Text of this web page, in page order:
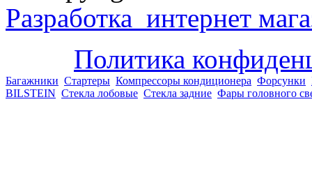
Разработка интернет
Политика
Багажники Стартеры Компрессоры кондиционера Форсунки
BILSTEIN Стекла лобовые Стекла задние Фары головного